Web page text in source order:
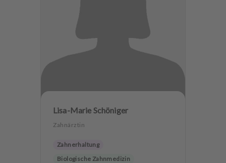
Lisa-Marie Schöniger
Zahnärztin
Zahnerhaltung
Biologische Zahnmedizin